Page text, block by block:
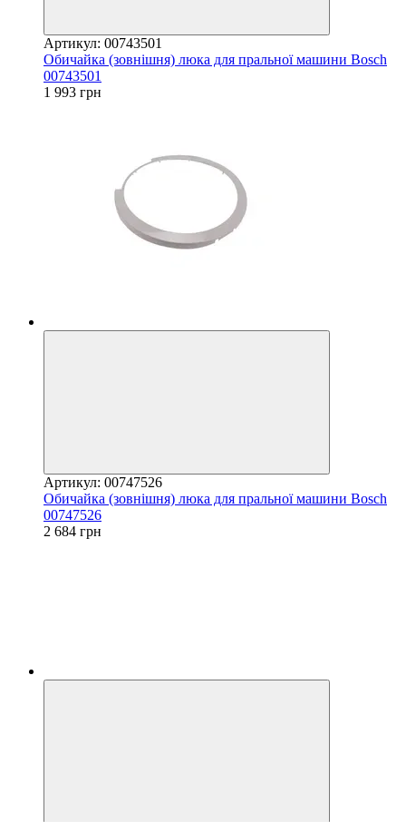
Артикул: 00743501
Обичайка (зовнішня) люка для пральної машини Bosch
00743501
1 993 грн
Артикул: 00747526
Обичайка (зовнішня) люка для пральної машини Bosch
00747526
2 684 грн